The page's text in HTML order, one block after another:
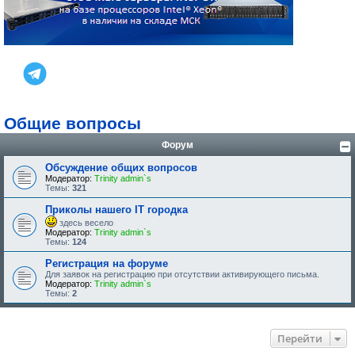
Общие вопросы
Форум
Обсуждение общих вопросов
Модератор: Trinity admin`s
Темы: 321
Приколы нашего IT городка
здесь весело
Модератор: Trinity admin`s
Темы: 124
Регистрация на форуме
Для заявок на регистрацию при отсутствии активирующего письма.
Модератор: Trinity admin`s
Темы: 2
Перейти